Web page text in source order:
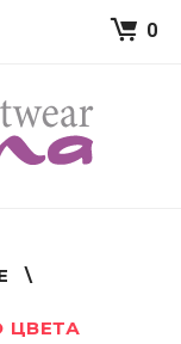
0
\
ЦВЕТА